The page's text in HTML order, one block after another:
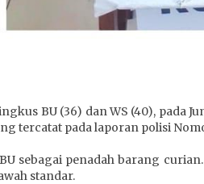
BU (36) dan WS (40), pada
pada laporan polisi
sebagai penadah barang
standar.